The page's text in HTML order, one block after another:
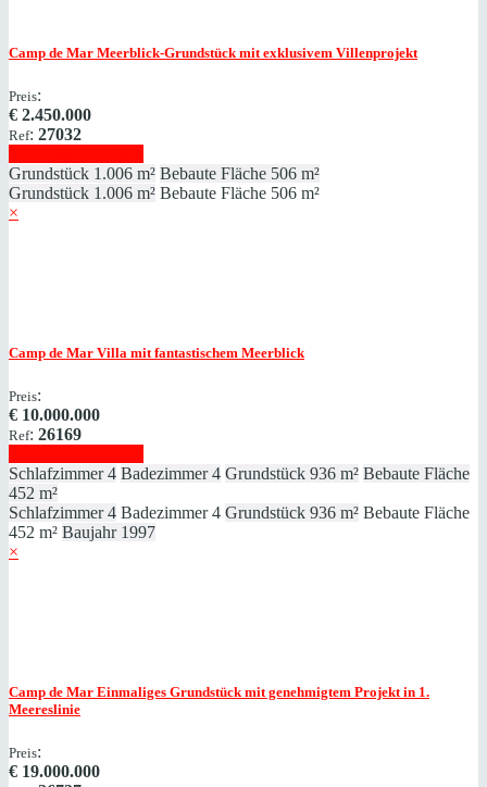
Camp de Mar Meerblick-Grundstück mit exklusivem Villenprojekt
Preis:
€ 2.450.000
Ref: 27032
Grundstück 1.006 m² Bebaute Fläche 506 m²
Grundstück 1.006 m² Bebaute Fläche 506 m²
×
Camp de Mar Villa mit fantastischem Meerblick
Preis:
€ 10.000.000
Ref: 26169
Schlafzimmer 4 Badezimmer 4 Grundstück 936 m² Bebaute Fläche
452 m²
Schlafzimmer 4 Badezimmer 4 Grundstück 936 m² Bebaute Fläche
452 m² Baujahr 1997
×
Camp de Mar Einmaliges Grundstück mit genehmigtem Projekt in 1.
Meereslinie
Preis:
€ 19.000.000